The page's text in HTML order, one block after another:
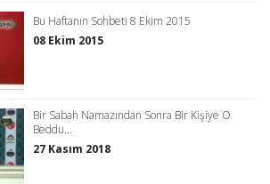
Bu Haftanın Sohbeti 8 Ekim 2015
08 Ekim 2015
Bir Sabah Namazından Sonra Bir Kişiye O
Beddu...
27 Kasım 2018